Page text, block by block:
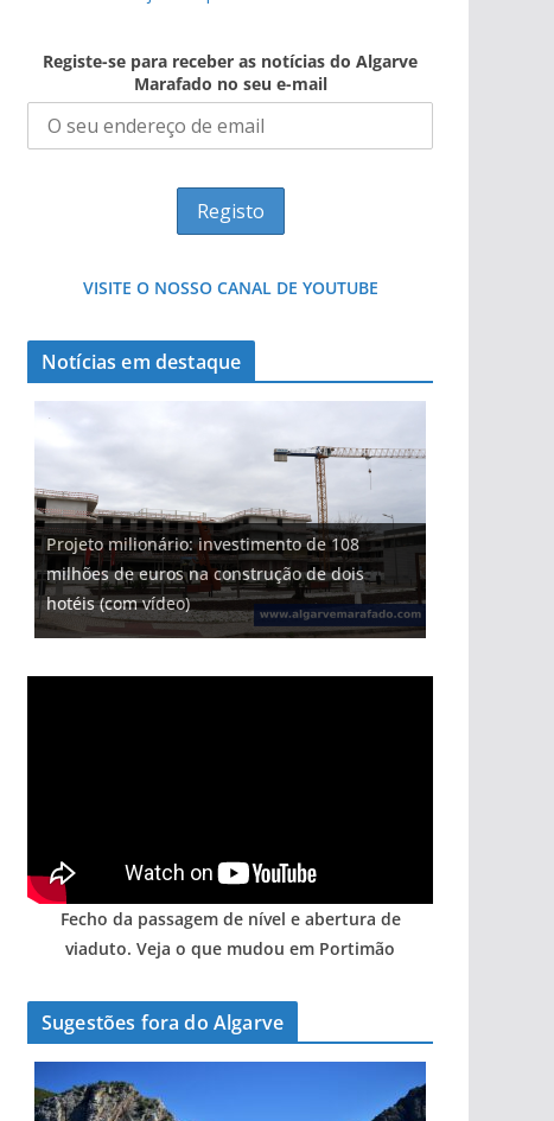
Registe-se para receber as notícias do Algarve
Marafado no seu e-mail
VISITE O NOSSO CANAL DE YOUTUBE
Notícias em destaque
Tapas do mar a 3 euros cada. Nova rota
gastronómica nasce no Algarve
Foto do dia: uma cidade algarvia que cresceu
entre redes e fábricas
Projeto milionário: investimento de 108
milhões de euros na construção de dois
hotéis (com vídeo)
Tempestades roubam areia de praias e põem
arribas em risco no Algarve (com vídeo)
Milagre da água. Fontes emblemáticas do
Algarve voltam a ter vida (com vídeo)
Fecho da passagem de nível e abertura de
viaduto. Veja o que mudou em Portimão
Sugestões fora do Algarve